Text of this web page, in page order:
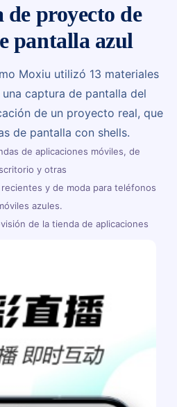
de proyecto de
pantalla azul
Moxiu utilizó 13 materiales
captura de pantalla del
de un proyecto real, que
de pantalla con shells.
de aplicaciones móviles, de
y otras
recientes y de moda para teléfonos
azules.
de la tienda de aplicaciones